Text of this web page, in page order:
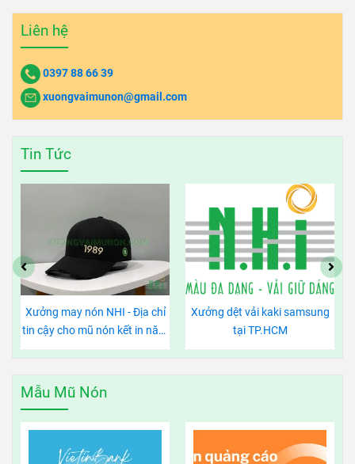
Liên hệ
0397 88 66 39
xuongvaimunon@gmail.com
Tin Tức
Xưởng may nón NHI - Địa chỉ
tin cậy cho mũ nón kết in năm
sinh độc đáo
Xưởng dệt vải kaki samsung
tại TP.HCM
Mẫu Mũ Nón